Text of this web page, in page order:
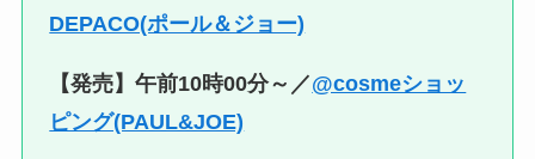
DEPACO(ポール＆ジョー)
【発売】午前10時00分～／@cosmeショッ
ピング(PAUL&JOE)